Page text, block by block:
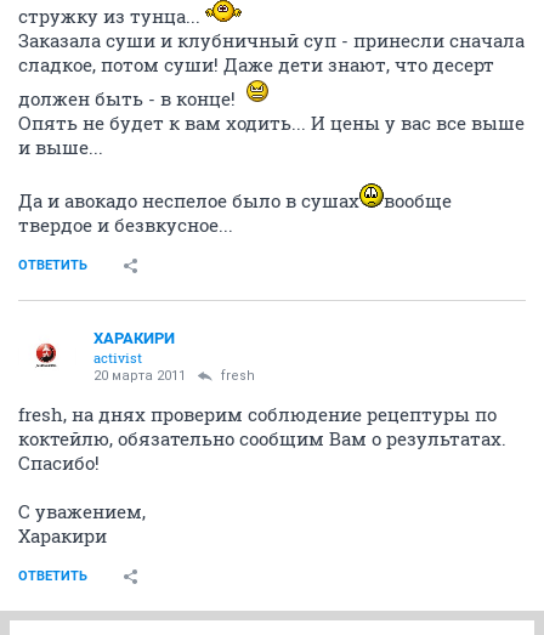
стружку из тунца...
Заказала суши и клубничный суп - принесли сначала
сладкое, потом суши! Даже дети знают, что десерт
должен быть - в конце!
Опять не будет к вам ходить... И цены у вас все выше
и выше...
Да и авокадо неспелое было в сушах
вообще
твердое и безвкусное...
ОТВЕТИТЬ
ХАРАКИРИ
activist
20 марта 2011 fresh
fresh, на днях проверим соблюдение рецептуры по
коктейлю, обязательно сообщим Вам о результатах.
Спасибо!
С уважением,
Харакири
ОТВЕТИТЬ